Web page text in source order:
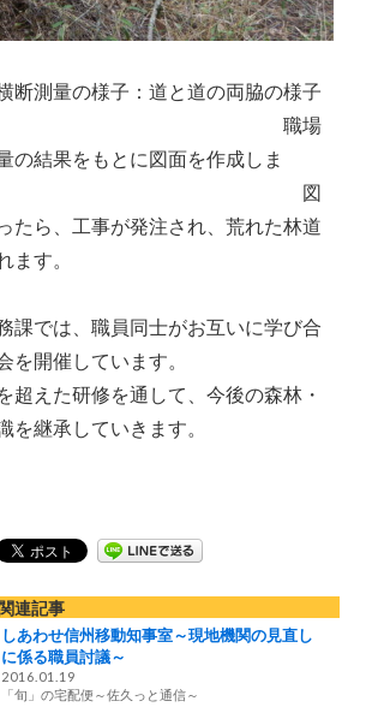
断測量の様子：道と道の両脇の様子
します。 職場
の結果をもとに図面を作成しま
図
たら、工事が発注され、荒れた林道
ます。
課では、職員同士がお互いに学び合
を開催しています。
超えた研修を通して、今後の森林・
を継承していきます。
連記事
しあわせ信州移動知事室～現地機関の見直し
に係る職員討議～
2016.01.19
「旬」の宅配便～佐久っと通信～